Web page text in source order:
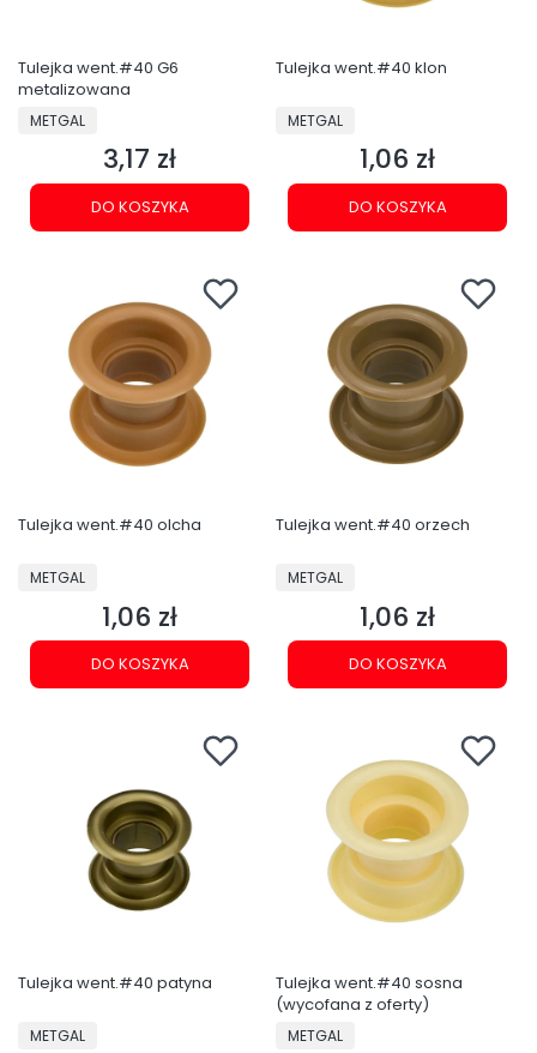
Tulejka went.#40 G6
metalizowana
PRODUCENT
METGAL
Cena
3,17 zł
DO KOSZYKA
Tulejka went.#40 klon
PRODUCENT
METGAL
Cena
1,06 zł
DO KOSZYKA
Tulejka went.#40 olcha
PRODUCENT
METGAL
Cena
1,06 zł
DO KOSZYKA
Tulejka went.#40 orzech
PRODUCENT
METGAL
Cena
1,06 zł
DO KOSZYKA
Tulejka went.#40 patyna
PRODUCENT
METGAL
Tulejka went.#40 sosna
(wycofana z oferty)
PRODUCENT
METGAL